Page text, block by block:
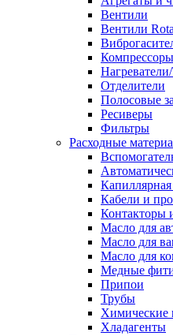
Вентили
Вентили
Компрессоры
Отделители
Полосовые
Ресиверы
Фильтры
Расходные
Капиллярная
Кабели и
Контакторы
Масло для
Масло для
Масло для
Медные
Припои
Трубы
Химические
Хладагенты